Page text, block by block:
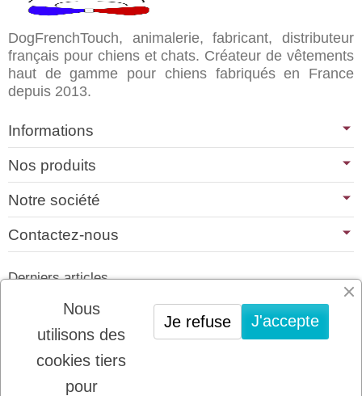
DogFrenchTouch, animalerie, fabricant, distributeur
français pour chiens et chats. Créateur de vêtements
haut de gamme pour chiens fabriqués en France
depuis 2013.
Informations
Nos produits
Notre société
Contactez-nous
Derniers articles
01/07/2026
PLATINUM : LE MEILLEUR DE LA
VIANDE POUR CHIENS ET CHATS
22/08/2025
LADYBEL : DES SOINS FRANCAIS DE
Nous
utilisons des
cookies tiers
pour
J'accepte
Je refuse